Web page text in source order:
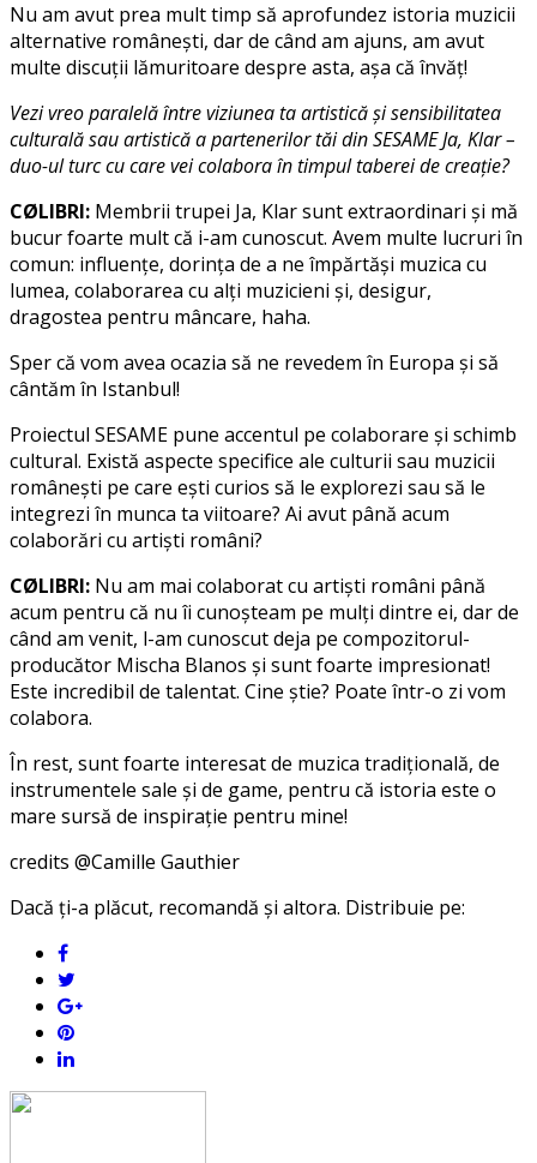
Nu am avut prea mult timp să aprofundez istoria muzicii
alternative românești, dar de când am ajuns, am avut
multe discuții lămuritoare despre asta, așa că învăț!
Vezi vreo paralelă între viziunea ta artistică și sensibilitatea
culturală sau artistică a partenerilor tăi din SESAME Ja, Klar –
duo-ul turc cu care vei colabora în timpul taberei de creație?
CØLIBRI: Membrii trupei Ja, Klar sunt extraordinari și mă
bucur foarte mult că i-am cunoscut. Avem multe lucruri în
comun: influențe, dorința de a ne împărtăși muzica cu
lumea, colaborarea cu alți muzicieni și, desigur,
dragostea pentru mâncare, haha.
Sper că vom avea ocazia să ne revedem în Europa și să
cântăm în Istanbul!
Proiectul SESAME pune accentul pe colaborare și schimb
cultural. Există aspecte specifice ale culturii sau muzicii
românești pe care ești curios să le explorezi sau să le
integrezi în munca ta viitoare? Ai avut până acum
colaborări cu artiști români?
CØLIBRI: Nu am mai colaborat cu artiști români până
acum pentru că nu îi cunoșteam pe mulți dintre ei, dar de
când am venit, l-am cunoscut deja pe compozitorul-
producător Mischa Blanos și sunt foarte impresionat!
Este incredibil de talentat. Cine știe? Poate într-o zi vom
colabora.
În rest, sunt foarte interesat de muzica tradițională, de
instrumentele sale și de game, pentru că istoria este o
mare sursă de inspirație pentru mine!
credits @Camille Gauthier
Dacă ți-a plăcut, recomandă și altora. Distribuie pe: